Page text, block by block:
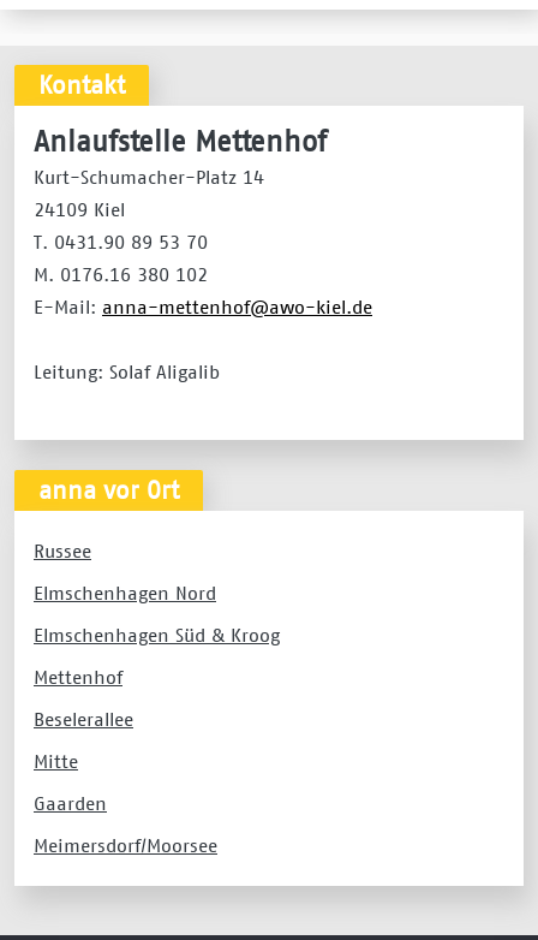
Kontakt
Anlaufstelle Mettenhof
Kurt-Schumacher-Platz 14
24109 Kiel
T. 0431.90 89 53 70
M. 0176.16 380 102
E-Mail: anna-mettenhof@awo-kiel.de
Leitung: Solaf Aligalib
anna vor Ort
Russee
Elmschenhagen Nord
Elmschenhagen Süd & Kroog
Mettenhof
Beselerallee
Mitte
Gaarden
Meimersdorf/Moorsee